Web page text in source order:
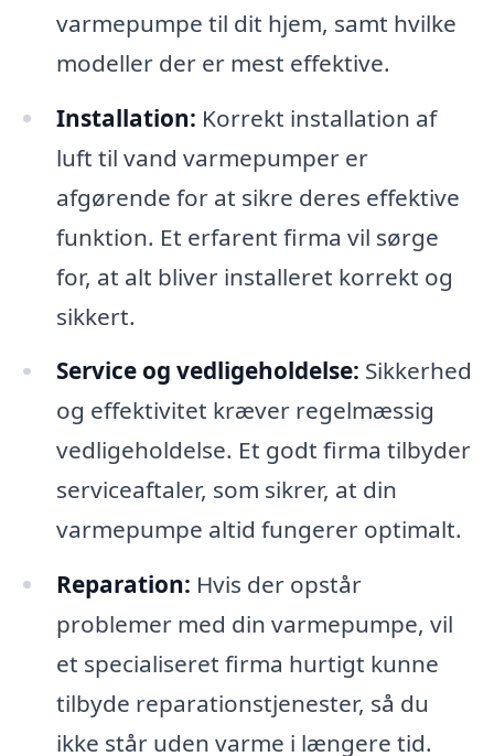
varmepumpe til dit hjem, samt hvilke
modeller der er mest effektive.
Installation: Korrekt installation af
luft til vand varmepumper er
afgørende for at sikre deres effektive
funktion. Et erfarent firma vil sørge
for, at alt bliver installeret korrekt og
sikkert.
Service og vedligeholdelse: Sikkerhed
og effektivitet kræver regelmæssig
vedligeholdelse. Et godt firma tilbyder
serviceaftaler, som sikrer, at din
varmepumpe altid fungerer optimalt.
Reparation: Hvis der opstår
problemer med din varmepumpe, vil
et specialiseret firma hurtigt kunne
tilbyde reparationstjenester, så du
ikke står uden varme i længere tid.